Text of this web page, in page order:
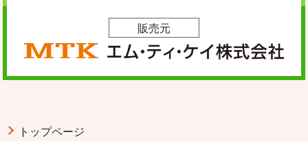
販売元
トップページ